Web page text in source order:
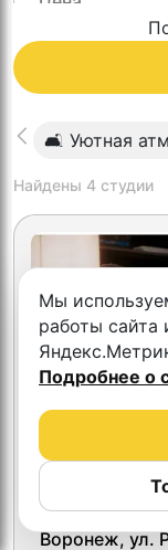
🛋 Уютная
Найдены 4 студии
2SIDES
Воронеж, ул.
Мы
работы сайта
Подробнее о